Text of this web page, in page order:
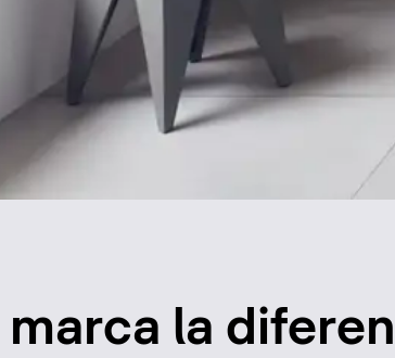
marca la